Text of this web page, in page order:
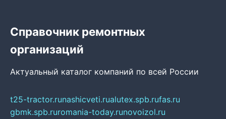
Справочник ремонтных
организаций
Актуальный каталог компаний по всей России
t25-tractor.runashicveti.rualutex.spb.rufas.ru
gbmk.spb.ruromania-today.runovoizol.ru